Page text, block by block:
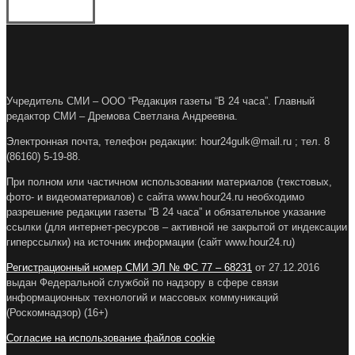
Учредитель СМИ – ООО “Редакция газеты “В 24 часа”. Главный
редактор СМИ – Дремова Светлана Андреевна.
Электронная почта, телефон редакции: hour24gulk@mail.ru ; тел. 8
(86160) 5-19-88.
При полном или частичном использовании материалов (текстовых,
фото- и видеоматериалов) с сайта www.hour24.ru необходимо
разрешение редакции газеты “В 24 часа” и обязательное указание
ссылки (для интернет-ресурсов – активной не закрытой от индексации
гиперссылки) на источник информации (сайт www.hour24.ru)
Регистрационный номер СМИ ЭЛ № ФС 77 – 68231 от 27.12.2016
выдан Федеральной службой по надзору в сфере связи
информационных технологий и массовых коммуникаций
(Роскомнадзор) (16+)
Согласие на использование файлов cookie